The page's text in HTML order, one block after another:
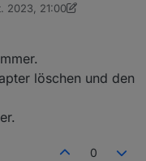
geändert.
unter dem Namen
der neue Eintrag
umschreiben auf den
2023, 21:00
Ralla6610. Juli 2023, 23:01
löschen und den
0